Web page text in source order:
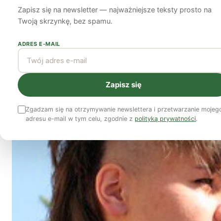
Amelia Andersdotter 13 lutego 2012
Zapisz się na newsletter — najważniejsze teksty prosto na
Twoją skrzynkę, bez spamu.
ADRES E-MAIL
Zapisz się
Zgadzam się na otrzymywanie newslettera i przetwarzanie
adresu e-mail w tym celu, zgodnie z polityką prywatności.